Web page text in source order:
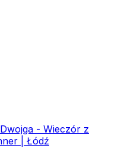
- Wieczór z
| Łódź